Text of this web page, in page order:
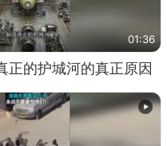
01:36
正的护城河的真正原因